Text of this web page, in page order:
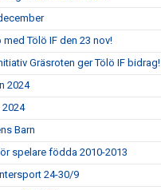
Tölö IF den 23 nov!
Gräsroten ger Tölö IF bidrag!
2024
Barn
spelare födda 2010-2013
24-30/9